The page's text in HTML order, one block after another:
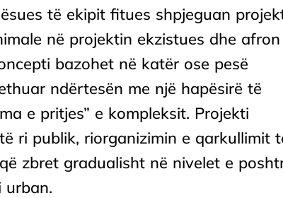
të ekipit fitues shpjeguan
në projektin ekzistues dhe afron
bazohet në katër ose pesë
ndërtesën me një hapësirë të
e pritjes” e kompleksit. Projekti
ri publik, riorganizimin e qarkullimit
zbret gradualisht në nivelet e
urban.